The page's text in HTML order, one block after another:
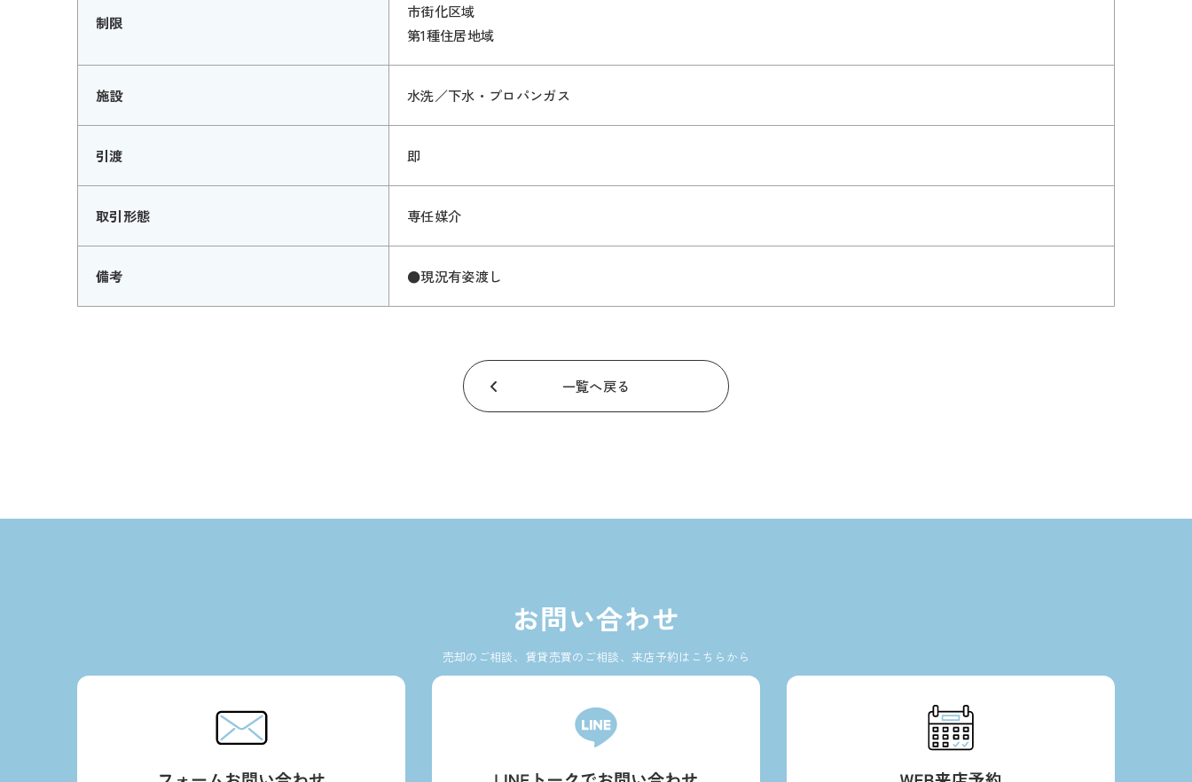
制限
市街化区域
第1種住居地域
施設 水洗／下水・プロパンガス
引渡 即
取引形態 専任媒介
備考 ●現況有姿渡し
一覧へ戻る
お問い合わせ
売却のご相談、賃貸売買のご相談、来店予約はこちらから